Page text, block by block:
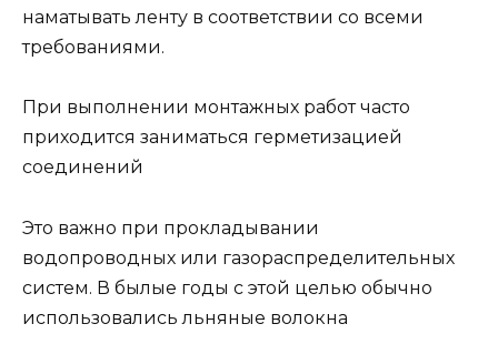
наматывать ленту в соответствии со всеми
требованиями.
При выполнении монтажных работ часто
приходится заниматься герметизацией
соединений
Это важно при прокладывании
водопроводных или газораспределительных
систем. В былые годы с этой целью обычно
использовались льняные волокна